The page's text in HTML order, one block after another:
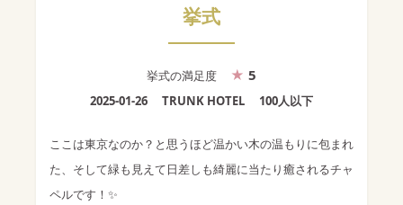
挙式
挙式の満足度 5
2025-01-26 TRUNK HOTEL 100人以下
ここは東京なのか？と思うほど温かい木の温もりに包まれ
た、そして緑も見えて日差しも綺麗に当たり癒されるチャ
ペルです！✨